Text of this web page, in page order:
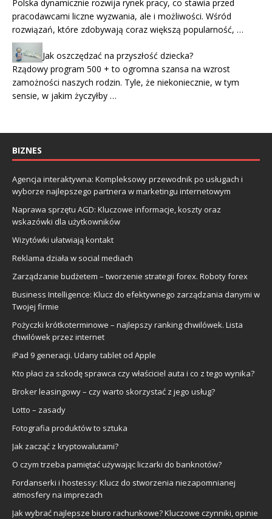
Polska dynamicznie rozwija rynek pracy, co stawia przed
pracodawcami liczne wyzwania, ale i możliwości. Wśród
rozwiązań, które zdobywają coraz większą popularność, …
Jak oszczędzać na przyszłość dziecka?
Rządowy program 500 + to ogromna szansa na wzrost
zamożności naszych rodzin. Tyle, że niekoniecznie, w tym
sensie, w jakim życzyłby …
BIZNES
Agencja interaktywna: Kompleksowy przewodnik po usługach i
wyborze najlepszego partnera w marketingu internetowym
Naprawa sprzętu AGD: Kluczowe informacje, koszty oraz
wskazówki dla użytkowników
Wizytówki ułatwiają kontakt
Reklama działa w social mediach
Zarządzanie budżetem – tworzenie strategii forex. Roboty forex
Business Intelligence: Klucz do efektywnego zarządzania danymi w
Twojej firmie
Pożyczki krótkoterminowe – najlepszy ranking chwilówek. Lista
chwilówek przez internet
iPad 9 generacji. Udany tablet od Apple
Kto płaci za szkodę sprawca czy właściciel auta i co z tego wynika?
Broker leasingowy – czy warto skorzystać z jego usług?
Lotto – zasady
Fotografia produktów to sztuka
Jak zacząć z kryptowalutami?
O czym trzeba pamiętać używając liczarki do banknotów?
Fordanserki i hostessy: Klucz do stworzenia niezapomnianej
atmosfery na imprezach
Jak wybrać najlepsze biuro rachunkowe? Kluczowe czynniki, opinie